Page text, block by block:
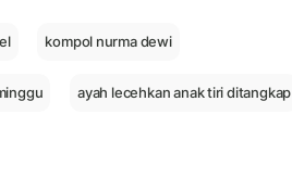
kompol nurma dewi
ayah lecehkan anak tiri ditangkap